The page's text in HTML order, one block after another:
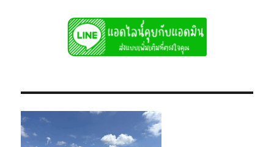
หัว
โลวเบท
เตี้ย